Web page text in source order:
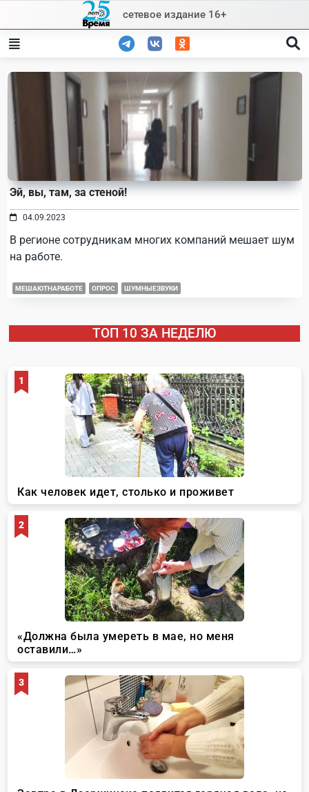
content
сетевое издание 16+
Эй, вы, там, за стеной!
04.09.2023
В регионе сотрудникам многих компаний мешает шум
на работе.
МЕШАЮТНАРАБОТЕ ОПРОС ШУМНЫЕЗВУКИ
ТОП 10 ЗА НЕДЕЛЮ